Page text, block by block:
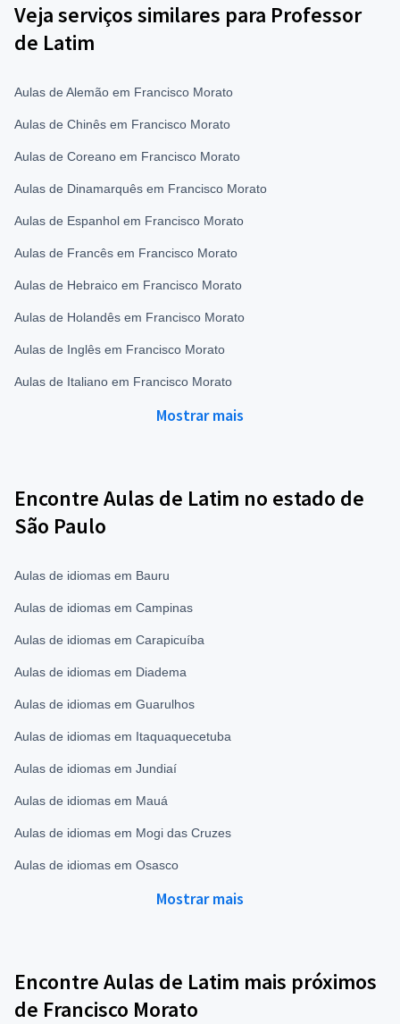
Veja serviços similares para Professor
de Latim
Aulas de Alemão em Francisco Morato
Aulas de Chinês em Francisco Morato
Aulas de Coreano em Francisco Morato
Aulas de Dinamarquês em Francisco Morato
Aulas de Espanhol em Francisco Morato
Aulas de Francês em Francisco Morato
Aulas de Hebraico em Francisco Morato
Aulas de Holandês em Francisco Morato
Aulas de Inglês em Francisco Morato
Aulas de Italiano em Francisco Morato
Mostrar mais
Encontre Aulas de Latim no estado de
São Paulo
Aulas de idiomas em Bauru
Aulas de idiomas em Campinas
Aulas de idiomas em Carapicuíba
Aulas de idiomas em Diadema
Aulas de idiomas em Guarulhos
Aulas de idiomas em Itaquaquecetuba
Aulas de idiomas em Jundiaí
Aulas de idiomas em Mauá
Aulas de idiomas em Mogi das Cruzes
Aulas de idiomas em Osasco
Mostrar mais
Encontre Aulas de Latim mais próximos
de Francisco Morato